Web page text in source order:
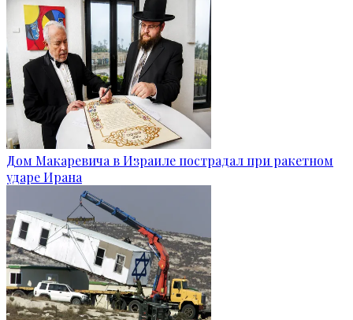
Дом Макаревича в Израиле пострадал при ракетном
ударе Ирана